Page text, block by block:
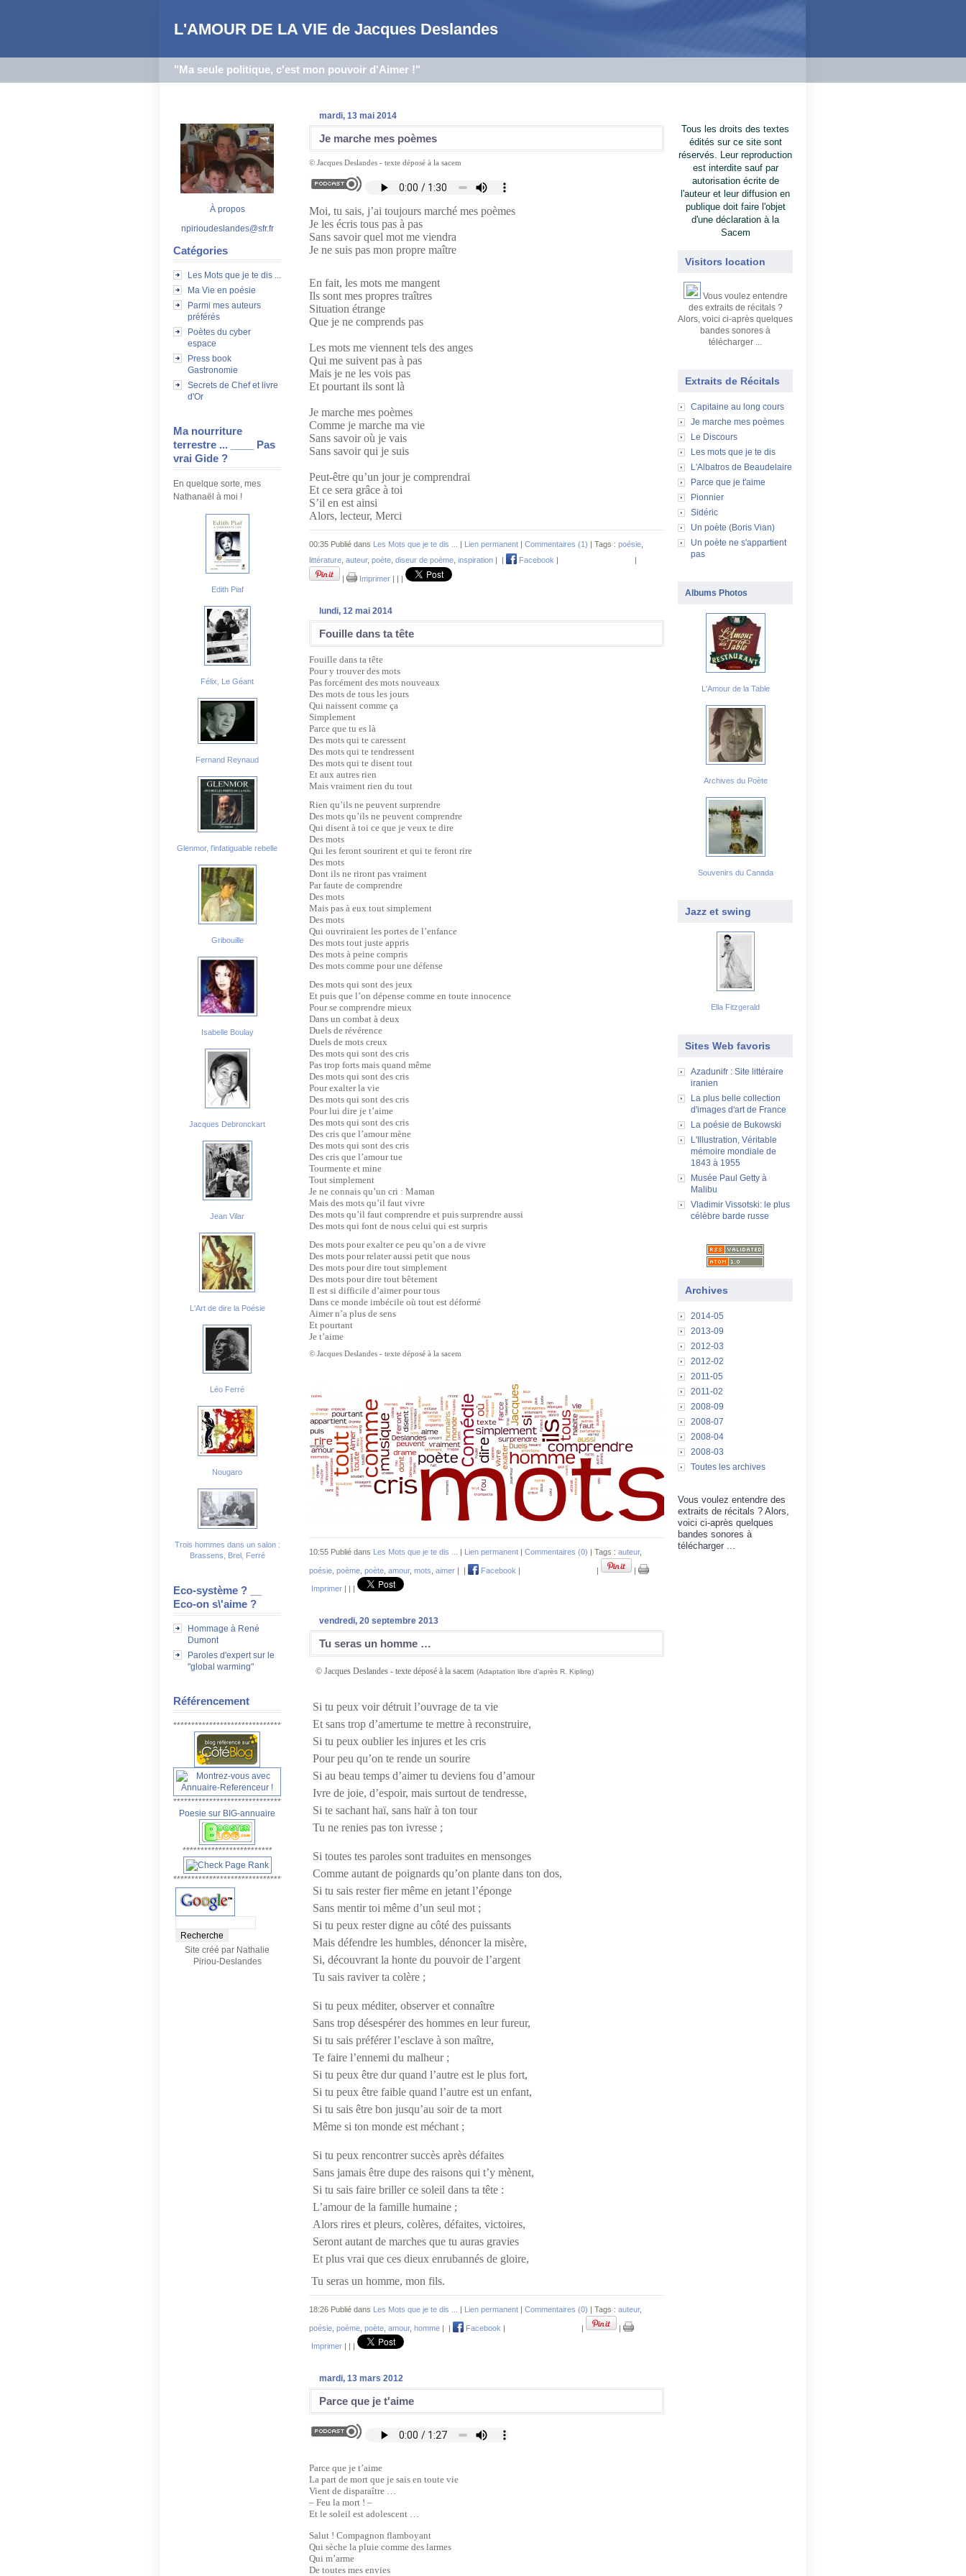
L'AMOUR DE LA VIE de Jacques Deslandes
"Ma seule politique, c'est mon pouvoir d'Aimer !"
À propos
npirioudeslandes@sfr.fr
Catégories
Les Mots que je te dis ...
Ma Vie en poésie
Parmi mes auteurs
préférés
Poètes du cyber
espace
Press book
Gastronomie
Secrets de Chef et livre
d'Or
Ma nourriture
terrestre ... ____ Pas
vrai Gide ?
En quelque sorte, mes
Nathanaël à moi !
Edith Piaf
Félix, Le Géant
Fernand Reynaud
Glenmor, l'infatiguable rebelle
Gribouille
Isabelle Boulay
Jacques Debronckart
Jean Vilar
L'Art de dire la Poésie
Léo Ferré
Nougaro
Trois hommes dans un salon :
Brassens, Brel, Ferré
Eco-système ? __
Eco-on s\'aime ?
Hommage à René
Dumont
Paroles d'expert sur le
"global warming"
Référencement
************************************
********************************************
Poesie sur BIG-annuaire
*************************
******************************************************
Site créé par Nathalie
Piriou-Deslandes
Tous les droits des textes
édités sur ce site sont
réservés. Leur reproduction
est interdite sauf par
autorisation écrite de
l'auteur et leur diffusion en
publique doit faire l'objet
d'une déclaration à la
Sacem
Visitors location
Vous voulez entendre
des extraits de récitals ?
Alors, voici ci-après quelques
bandes sonores à
télécharger ...
Extraits de Récitals
Capitaine au long cours
Je marche mes poèmes
Le Discours
Les mots que je te dis
L'Albatros de Beaudelaire
Parce que je t'aime
Pionnier
Sidéric
Un poète (Boris Vian)
Un poète ne s'appartient
pas
Albums Photos
L'Amour de la Table
Archives du Poète
Souvenirs du Canada
Jazz et swing
Ella Fitzgerald
Sites Web favoris
Azadunifr : Site littéraire
iranien
La plus belle collection
d'images d'art de France
La poésie de Bukowski
L'Illustration, Véritable
mémoire mondiale de
1843 à 1955
Musée Paul Getty à
Malibu
Vladimir Vissotski: le plus
célèbre barde russe
Archives
2014-05
2013-09
2012-03
2012-02
2011-05
2011-02
2008-09
2008-07
2008-04
2008-03
Toutes les archives
Vous voulez entendre des
extraits de récitals ? Alors,
voici ci-après quelques
bandes sonores à
télécharger ...
mardi, 13 mai 2014
Je marche mes poèmes
© Jacques Deslandes - texte déposé à la sacem
Moi, tu sais, j’ai toujours marché mes poèmes
Je les écris tous pas à pas
Sans savoir quel mot me viendra
Je ne suis pas mon propre maître
En fait, les mots me mangent
Ils sont mes propres traîtres
Situation étrange
Que je ne comprends pas
Les mots me viennent tels des anges
Qui me suivent pas à pas
Mais je ne les vois pas
Et pourtant ils sont là
Je marche mes poèmes
Comme je marche ma vie
Sans savoir où je vais
Sans savoir qui je suis
Peut-être qu’un jour je comprendrai
Et ce sera grâce à toi
S’il en est ainsi
Alors, lecteur, Merci
00:35 Publié dans Les Mots que je te dis ... | Lien permanent | Commentaires (1) | Tags : poésie
littérature auteur, poète diseur de poème inspiration | | Facebook | |
| Imprimer | | |
lundi, 12 mai 2014
Fouille dans ta tête
Fouille dans ta tête
Pour y trouver des mots
Pas forcément des mots nouveaux
Des mots de tous les jours
Qui naissent comme ça
Simplement
Parce que tu es là
Des mots qui te caressent
Des mots qui te tendressent
Des mots qui te disent tout
Et aux autres rien
Mais vraiment rien du tout
Rien qu’ils ne peuvent surprendre
Des mots qu’ils ne peuvent comprendre
Qui disent à toi ce que je veux te dire
Des mots
Qui les feront sourirent et qui te feront rire
Des mots
Dont ils ne riront pas vraiment
Par faute de comprendre
Des mots
Mais pas à eux tout simplement
Des mots
Qui ouvriraient les portes de l’enfance
Des mots tout juste appris
Des mots à peine compris
Des mots comme pour une défense
Des mots qui sont des jeux
Et puis que l’on dépense comme en toute innocence
Pour se comprendre mieux
Dans un combat à deux
Duels de révérence
Duels de mots creux
Des mots qui sont des cris
Pas trop forts mais quand même
Des mots qui sont des cris
Pour exalter la vie
Des mots qui sont des cris
Pour lui dire je t’aime
Des mots qui sont des cris
Des cris que l’amour mène
Des mots qui sont des cris
Des cris que l’amour tue
Tourmente et mine
Tout simplement
Je ne connais qu’un cri : Maman
Mais des mots qu’il faut vivre
Des mots qu’il faut comprendre et puis surprendre aussi
Des mots qui font de nous celui qui est surpris
Des mots pour exalter ce peu qu’on a de vivre
Des mots pour relater aussi petit que nous
Des mots pour dire tout simplement
Des mots pour dire tout bêtement
Il est si difficile d’aimer pour tous
Dans ce monde imbécile où tout est déformé
Aimer n’a plus de sens
Et pourtant
Je t’aime
© Jacques Deslandes - texte déposé à la sacem
10:55 Publié dans Les Mots que je te dis ... | Lien permanent | Commentaires (0) | Tags : auteur,
poésie poème poète amour, mots aimer | | Facebook | | |
Imprimer | | |
vendredi, 20 septembre 2013
Tu seras un homme …
© Jacques Deslandes - texte déposé à la sacem (Adaptation libre d’après R. Kipling)
Si tu peux voir détruit l’ouvrage de ta vie
Et sans trop d’amertume te mettre à reconstruire,
Si tu peux oublier les injures et les cris
Pour peu qu’on te rende un sourire
Si au beau temps d’aimer tu deviens fou d’amour
Ivre de joie, d’espoir, mais surtout de tendresse,
Si te sachant haï, sans haïr à ton tour
Tu ne renies pas ton ivresse ;
Si toutes tes paroles sont traduites en mensonges
Comme autant de poignards qu’on plante dans ton dos,
Si tu sais rester fier même en jetant l’éponge
Sans mentir toi même d’un seul mot ;
Si tu peux rester digne au côté des puissants
Mais défendre les humbles, dénoncer la misère,
Si, découvrant la honte du pouvoir de l’argent
Tu sais raviver ta colère ;
Si tu peux méditer, observer et connaître
Sans trop désespérer des hommes en leur fureur,
Si tu sais préférer l’esclave à son maître,
Te faire l’ennemi du malheur ;
Si tu peux être dur quand l’autre est le plus fort,
Si tu peux être faible quand l’autre est un enfant,
Si tu sais être bon jusqu’au soir de ta mort
Même si ton monde est méchant ;
Si tu peux rencontrer succès après défaites
Sans jamais être dupe des raisons qui t’y mènent,
Si tu sais faire briller ce soleil dans ta tête :
L’amour de la famille humaine ;
Alors rires et pleurs, colères, défaites, victoires,
Seront autant de marches que tu auras gravies
Et plus vrai que ces dieux enrubannés de gloire,
Tu seras un homme, mon fils.
18:26 Publié dans Les Mots que je te dis ... | Lien permanent | Commentaires (0) | Tags : auteur,
poésie poème poète amour, homme | | Facebook | | |
Imprimer | | |
mardi, 13 mars 2012
Parce que je t'aime
Parce que je t’aime
La part de mort que je sais en toute vie
Vient de disparaître …
– Feu la mort ! –
Et le soleil est adolescent …
Salut ! Compagnon flamboyant
Qui sèche la pluie comme des larmes
Qui m’arme
De toutes mes envies